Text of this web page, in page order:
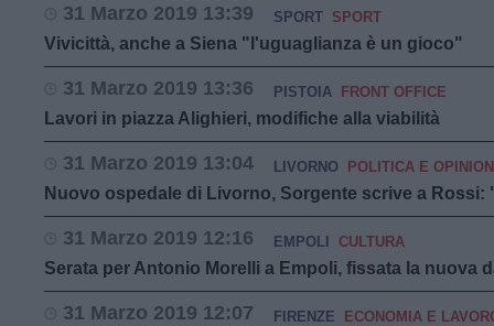
31 Marzo 2019 13:39 SPORT SPORT
Vivicittà, anche a Siena "l'uguaglianza è un gioco"
31 Marzo 2019 13:36 PISTOIA FRONT OFFICE
Lavori in piazza Alighieri, modifiche alla viabilità
31 Marzo 2019 13:04 LIVORNO POLITICA E
Nuovo ospedale di Livorno, Sorgente scrive a
31 Marzo 2019 12:16 EMPOLI CULTURA
Serata per Antonio Morelli a Empoli, fissata la nuova
31 Marzo 2019 12:07 FIRENZE ECONOMIA E